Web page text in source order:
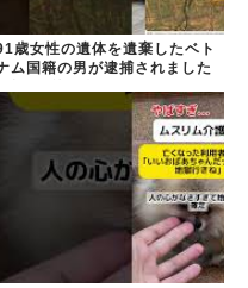
歳女性の遺体を遺棄したベト
ム国籍の男が逮捕されました